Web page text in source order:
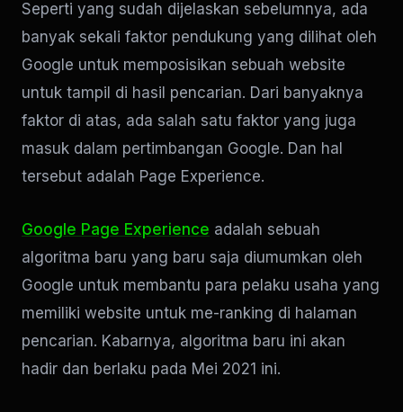
Seperti yang sudah dijelaskan sebelumnya, ada
banyak sekali faktor pendukung yang dilihat oleh
Google untuk memposisikan sebuah website
untuk tampil di hasil pencarian. Dari banyaknya
faktor di atas, ada salah satu faktor yang juga
masuk dalam pertimbangan Google. Dan hal
tersebut adalah Page Experience.
Google Page Experience adalah sebuah
algoritma baru yang baru saja diumumkan oleh
Google untuk membantu para pelaku usaha yang
memiliki website untuk me-ranking di halaman
pencarian. Kabarnya, algoritma baru ini akan
hadir dan berlaku pada Mei 2021 ini.